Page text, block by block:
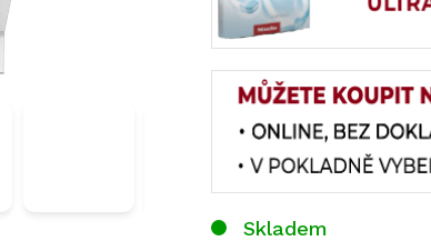
Skladem